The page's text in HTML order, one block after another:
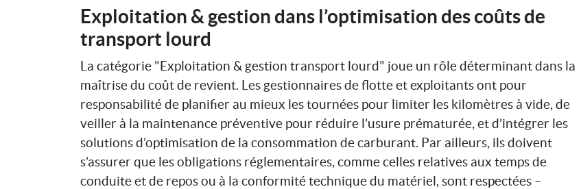
Exploitation & gestion dans l’optimisation des coûts de
transport lourd
La catégorie "Exploitation & gestion transport lourd" joue un rôle déterminant dans la
maîtrise du coût de revient. Les gestionnaires de flotte et exploitants ont pour
responsabilité de planifier au mieux les tournées pour limiter les kilomètres à vide, de
veiller à la maintenance préventive pour réduire l’usure prématurée, et d’intégrer les
solutions d’optimisation de la consommation de carburant. Par ailleurs, ils doivent
s’assurer que les obligations réglementaires, comme celles relatives aux temps de
conduite et de repos ou à la conformité technique du matériel, sont respectées –